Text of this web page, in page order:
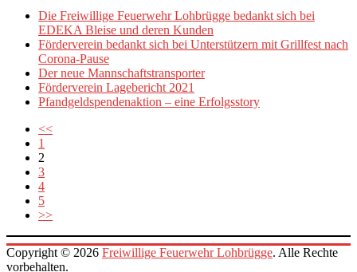
Die Freiwillige Feuerwehr Lohbrügge bedankt sich bei
EDEKA Bleise und deren Kunden
Förderverein bedankt sich bei Unterstützern mit Grillfest nach
Corona-Pause
Der neue Mannschaftstransporter
Förderverein Lagebericht 2021
Pfandgeldspendenaktion – eine Erfolgsstory
<<
1
2
3
4
5
>>
Copyright © 2026 Freiwillige Feuerwehr Lohbrügge. Alle Rechte
vorbehalten.